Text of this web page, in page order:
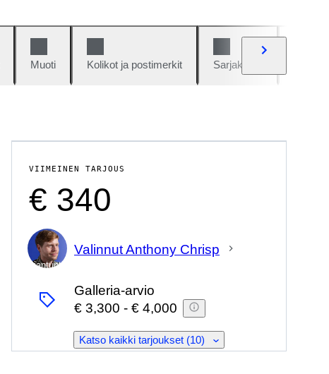
Muoti Kolikot ja postimerkit Sarjakuvat
VIIMEINEN TARJOUS
€ 340
asiantuntija
Valinnut Anthony Chrisp
Galleria-arvio
€ 3,300 - € 4,000
Katso kaikki tarjoukset (10)